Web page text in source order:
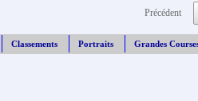
Précédent
Classements Portraits Grandes